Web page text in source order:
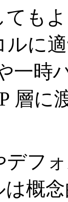
ても
ルに
一時
層に
フ
概